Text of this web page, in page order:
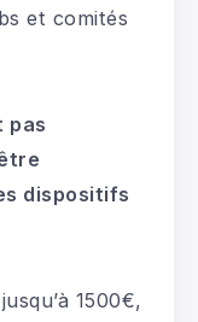
et comités
pas
dispositifs
1500€,